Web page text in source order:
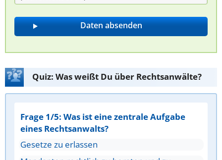
Quiz: Was weißt Du über Rechtsanwälte?
Frage 1/5: Was ist eine zentrale Aufgabe
eines Rechtsanwalts?
Gesetze zu erlassen